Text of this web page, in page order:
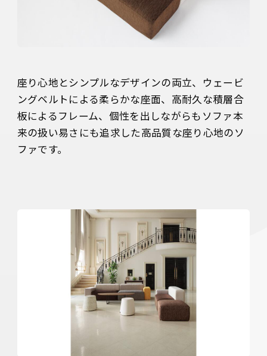
座り心地とシンプルなデザインの両立、ウェービ
ングベルトによる柔らかな座面、高耐久な積層合
板によるフレーム、個性を出しながらもソファ本
来の扱い易さにも追求した高品質な座り心地のソ
ファです。